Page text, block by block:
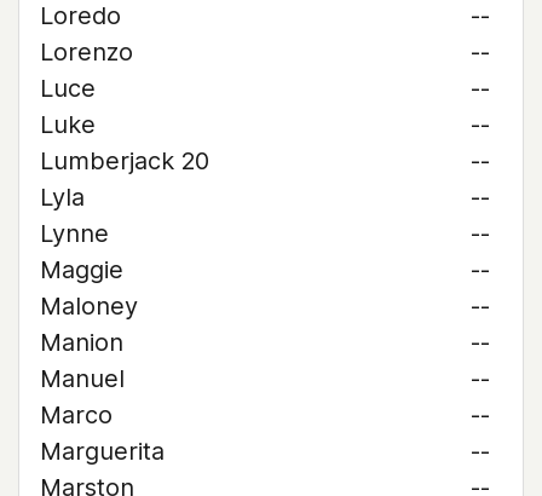
Loredo
--
Lorenzo
--
Luce
--
Luke
--
Lumberjack 20
--
Lyla
--
Lynne
--
Maggie
--
Maloney
--
Manion
--
Manuel
--
Marco
--
Marguerita
--
Marston
--